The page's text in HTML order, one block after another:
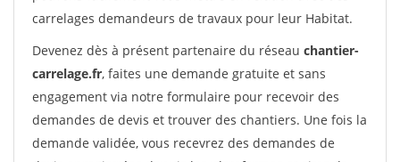
carrelages demandeurs de travaux pour leur Habitat.
Devenez dès à présent partenaire du réseau chantier-
carrelage.fr, faites une demande gratuite et sans
engagement via notre formulaire pour recevoir des
demandes de devis et trouver des chantiers. Une fois la
demande validée, vous recevrez des demandes de